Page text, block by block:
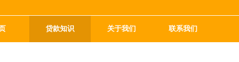
贷款知识 关于我们 联系我们